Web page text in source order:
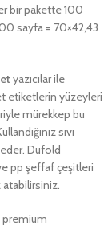
bir pakette 100
sayfa = 70×42,43
yazıcılar ile
etiketlerin yüzeyleri
mürekkep bu
sıvı
eder. Dufold
pp şeffaf çeşitleri
premium